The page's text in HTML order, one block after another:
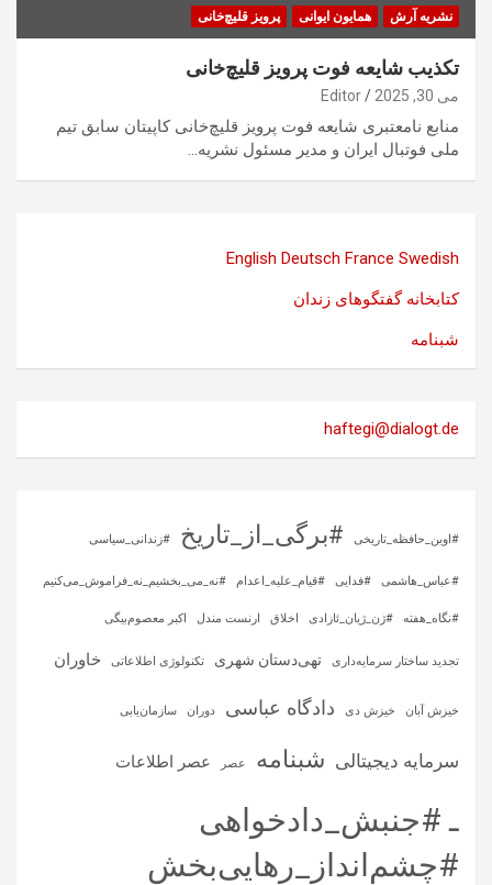
نشریه آرش همایون ایوانی پرویز قلیچ‌خانی
تکذیب شایعه فوت پرویز قلیچ‌خانی
می 30, 2025 Editor
منابع نامعتبری شایعه فوت پرویز قلیچ‌خانی کاپیتان سابق تیم
ملی فوتبال ایران و مدیر مسئول نشریه…
English Deutsch France Swedish
کتابخانه گفتگوهای زندان
شبنامه
haftegi@dialogt.de
#اوین_حافظه_تاریخی #برگی_از_تاریخ #زندانی_سیاسی
#عباس_هاشمی #فدایی #قیام_علیه_اعدام #نه_می_بخشیم_نه_فراموش_می‌کنیم
#نگاه_هفته #ژن_ژیان_ئازادی اخلاق ارنست مندل اکبر معصوم‌بیگی
تجدید ساختار سرمایه‌داری تهی‌دستان شهری تکنولوژی اطلاعاتی خاوران
خیزش آبان خیزش دی دادگاه عباسی دوران سازمان‌یابی
سرمایه‌ دیجیتالی شبنامه عصر عصر اطلاعات
ـ #جنبش_دادخواهی
#چشم‌انداز_رهایی‌بخش